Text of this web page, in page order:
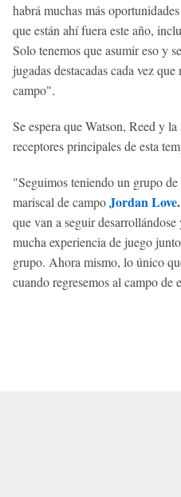
habrá muchas más
que están ahí fuera este año,
Solo tenemos que asumir eso y
jugadas destacadas cada vez
campo".
Se espera que Watson, Reed y
receptores principales de esta
"Seguimos teniendo un grupo
mariscal de campo Jordan Love
que van a seguir
mucha experiencia de juego
grupo. Ahora mismo, lo único
cuando regresemos al campo de